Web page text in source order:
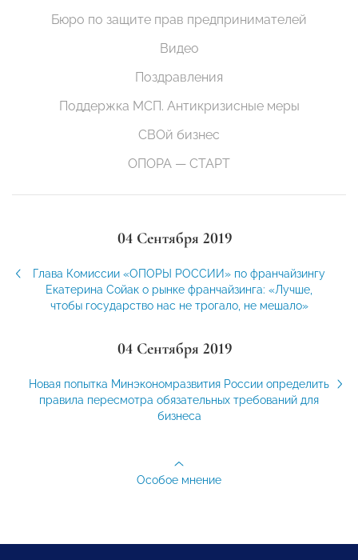
Бюро по защите прав предпринимателей
Видео
Поздравления
Поддержка МСП. Антикризисные меры
СВОй бизнес
ОПОРА — СТАРТ
04 Сентября 2019
Глава Комиссии «ОПОРЫ РОССИИ» по франчайзингу
Екатерина Сойак о рынке франчайзинга: «Лучше,
чтобы государство нас не трогало, не мешало»
04 Сентября 2019
Новая попытка Минэкономразвития России определить
правила пересмотра обязательных требований для
бизнеса
Особое мнение